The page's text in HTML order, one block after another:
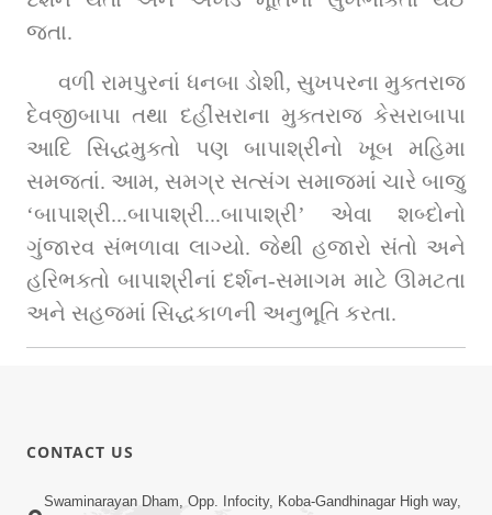
જતા.
વળી રામપુરનાં ધનબા ડોશી, સુખપરના મુક્તરાજ
દેવજીબાપા તથા દહીંસરાના મુક્તરાજ કેસરાબાપા
આદિ સિદ્ધમુક્તો પણ બાપાશ્રીનો ખૂબ મહિમા
સમજતાં. આમ, સમગ્ર સત્સંગ સમાજમાં ચારે બાજુ
‘બાપાશ્રી...બાપાશ્રી...બાપાશ્રી’ એવા શબ્દોનો
ગુંજારવ સંભળાવા લાગ્યો. જેથી હજારો સંતો અને
હરિભક્તો બાપાશ્રીનાં દર્શન-સમાગમ માટે ઊમટતા
અને સહજમાં સિદ્ધકાળની અનુભૂતિ કરતા.
CONTACT US
Swaminarayan Dham, Opp. Infocity, Koba-Gandhinagar High way,